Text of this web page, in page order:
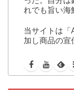
れでも旨い海
当サイトは「
加し商品の宣